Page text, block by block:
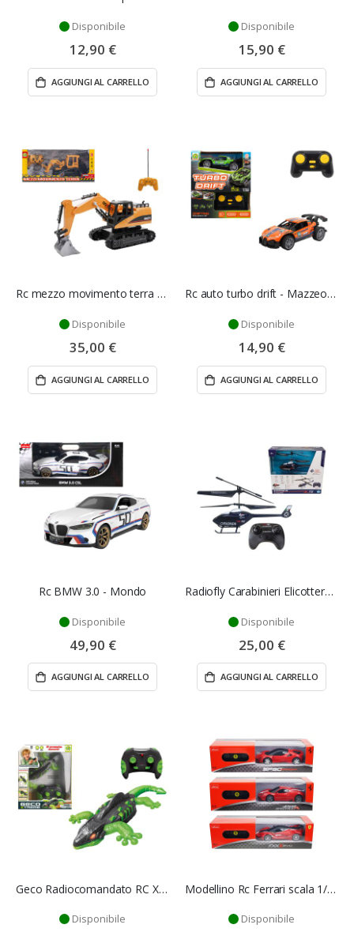
Disponibile
12,90 €
AGGIUNGI AL CARRELLO
Disponibile
15,90 €
AGGIUNGI AL CARRELLO
Rc mezzo movimento terra - Mazzeo Giocattoli
Disponibile
35,00 €
AGGIUNGI AL CARRELLO
Rc auto turbo drift - Mazzeo Giocattoli
Disponibile
14,90 €
AGGIUNGI AL CARRELLO
Rc BMW 3.0 - Mondo
Disponibile
49,90 €
AGGIUNGI AL CARRELLO
Radiofly Carabinieri Elicottero RC a Infrarossi con Giroscopio
Disponibile
25,00 €
AGGIUNGI AL CARRELLO
Geco Radiocomandato RC Xtreme Mazzeo Giocattoli
Disponibile
Modellino Rc Ferrari scala 1/24 - Mondo
Disponibile